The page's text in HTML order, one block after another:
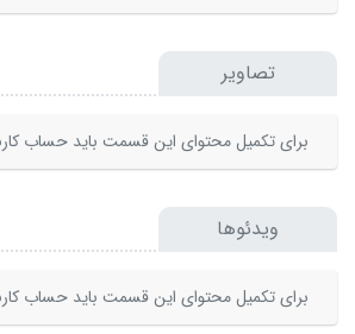
تصاویر
برای تکمیل محتوای این قسمت باید حساب
ویدئوها
برای تکمیل محتوای این قسمت باید حساب